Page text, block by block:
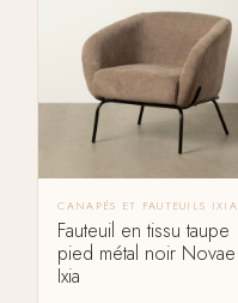
CANAPÉS ET FAUTEUILS IXIA
Fauteuil en tissu taupe
pied métal noir Novae
Ixia